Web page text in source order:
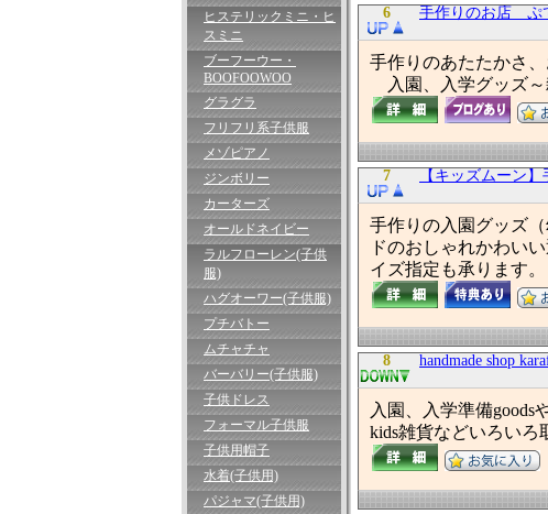
ヒステリックミニ・ヒ
スミニ
ブーフーウー・
BOOFOOWOO
グラグラ
フリフリ系子供服
メゾピアノ
ジンボリー
カーターズ
オールドネイビー
ラルフローレン(子供
服)
ハグオーワー(子供服)
プチバトー
ムチャチャ
バーバリー(子供服)
子供ドレス
フォーマル子供服
子供用帽子
水着(子供用)
パジャマ(子供用)
6 手作りのお店 ぷ
手作りのあたたかさ
入園、入学グッズ～
7 【キッズムーン
手作りの入園グッズ
ドのおしゃれかわい
イズ指定も承ります。
8 handmade shop
入園、入学準備
kids雑貨などいろいろ